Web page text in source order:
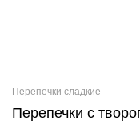
Перепечки сладкие
Перепечки с